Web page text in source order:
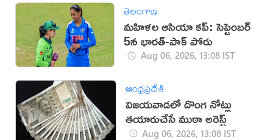
తెలంగాణ
మహిళల ఆసియా కప్‌: సెప్టెంబర్
5న భారత్-పాక్ పోరు
Aug 06, 2026, 13:08 IST
ఆంధ్రప్రదేశ్
విజయవాడలో దొంగ నోట్లు
తయారుచేసే ముఠా అరెస్ట్
Aug 06, 2026, 13:08 IST